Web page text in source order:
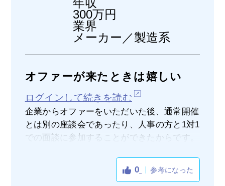
300万円
業界
メーカー／製造系
オファーが来たときは嬉しい
ログインして続きを読む
企業からオファーをいただいた後、通常開催
とは別の座談会であったり、人事の方と1対1
での面談に参加することができたからです。
選考や説明会につなげることができます。中
0 参考になった